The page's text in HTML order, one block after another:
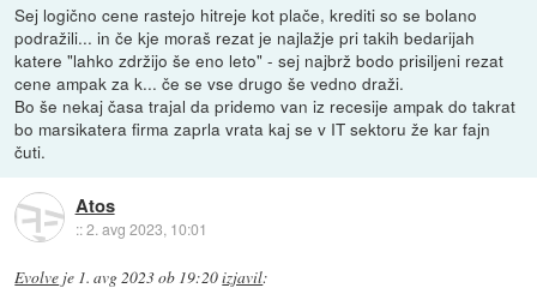
Sej logično cene rastejo hitreje kot plače, krediti so se bolano
podražili... in če kje moraš rezat je najlažje pri takih bedarijah
katere "lahko zdržijo še eno leto" - sej najbrž bodo prisiljeni rezat
cene ampak za k... če se vse drugo še vedno draži.
Bo še nekaj časa trajal da pridemo van iz recesije ampak do takrat
bo marsikatera firma zaprla vrata kaj se v IT sektoru že kar fajn
čuti.
Atos
::2. avg 2023, 10:01
Evolve je 1. avg 2023 ob 19:20izjavil: